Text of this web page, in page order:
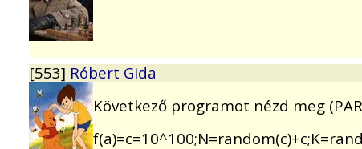
[553] Róbert Gida
Következő programot nézd meg